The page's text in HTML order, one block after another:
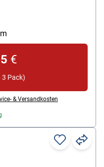
€
3 Pack)
& Versandkosten